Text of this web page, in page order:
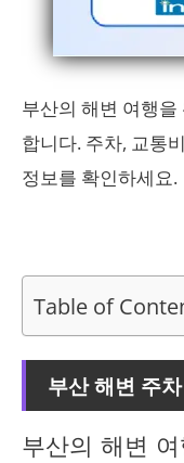
부산의 해변 여행
합니다. 주차, 교통
정보를 확인하세요.
Table of
부산 해변 주
부산의 해변